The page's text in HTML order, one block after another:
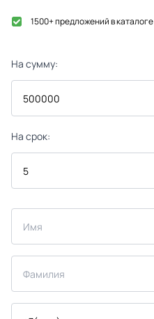
1500+ предложений в каталоге
На сумму:
На срок: